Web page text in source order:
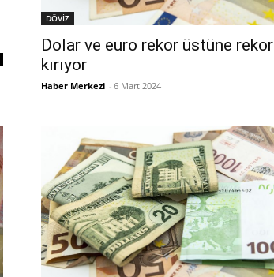
DÖVİZ
Dolar ve euro rekor üstüne rekor
kırıyor
Haber Merkezi - 6 Mart 2024